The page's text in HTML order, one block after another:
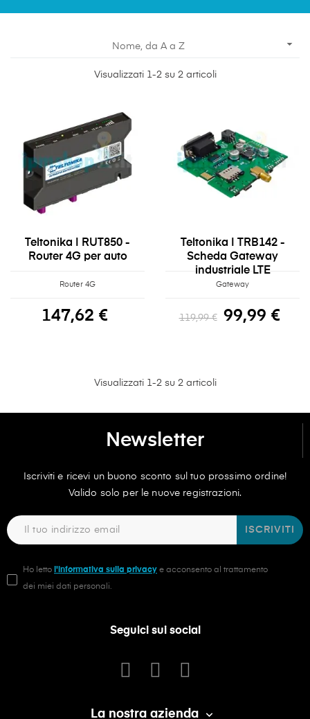
Nome, da A a Z 
Visualizzati 1-2 su 2 articoli
Teltonika | RUT850 -
Router 4G per auto
Router 4G
147,62 €
Teltonika | TRB142 -
Scheda Gateway
industriale LTE
Gateway
119,99 € 99,99 €
Visualizzati 1-2 su 2 articoli
Newsletter
Iscriviti e ricevi un buono sconto sul tuo prossimo ordine!
Valido solo per le nuove registrazioni.
ISCRIVITI
Ho letto l'informativa sulla privacy e acconsento al trattamento
dei miei dati personali.
Seguici sui social
La nostra azienda 